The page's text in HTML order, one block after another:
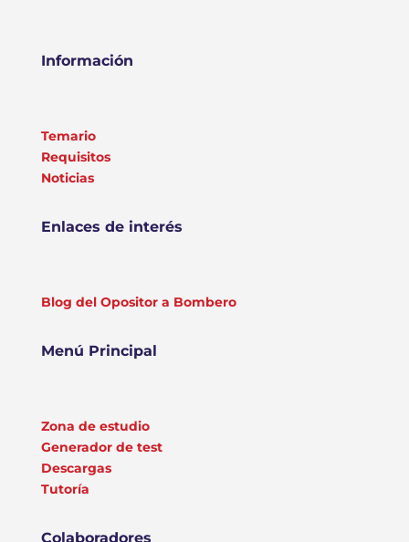
Información
Temario
Requisitos
Noticias
Enlaces de interés
Blog del Opositor a Bombero
Menú Principal
Zona de estudio
Generador de test
Descargas
Tutoría
Colaboradores